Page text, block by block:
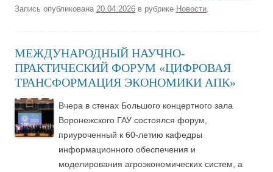
Запись опубликована 20.04.2026 в рубрике Новости
МЕЖДУНАРОДНЫЙ НАУЧНО-
ПРАКТИЧЕСКИЙ ФОРУМ «ЦИФРОВАЯ
ТРАНСФОРМАЦИЯ ЭКОНОМИКИ АПК»
Вчера в стенах Большого концертного зала
Воронежского ГАУ состоялся форум,
приуроченный к 60-летию кафедры
информационного обеспечения и
моделирования агроэкономических систем, а